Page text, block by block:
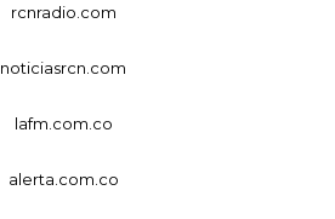
rcnradio.com
noticiasrcn.com
lafm.com.co
alerta.com.co